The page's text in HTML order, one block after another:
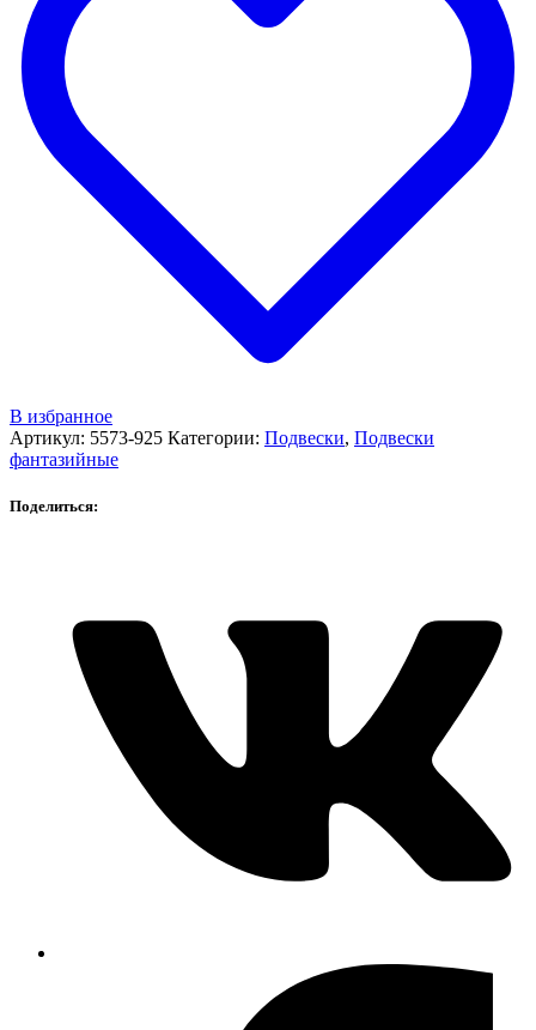
В избранное
Артикул: 5573-925 Категории: Подвески, Подвески
фантазийные
Поделиться: